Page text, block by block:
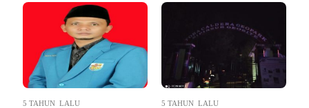
5 TAHUN LALU 5 TAHUN LALU